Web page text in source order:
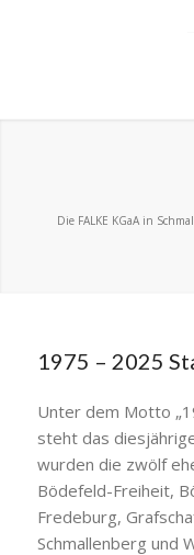
Die FALKE KGaA in
1975 – 2025
Unter dem Motto
steht das
wurden die zwölf
Bödefeld-Freiheit,
Fredeburg,
Schmallenberg und